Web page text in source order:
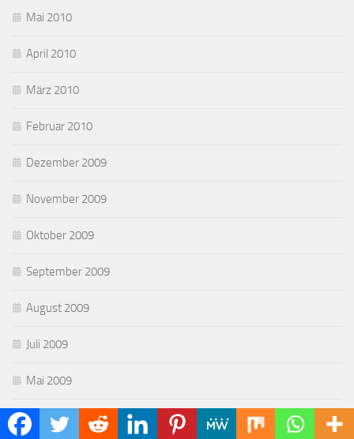
Mai 2010
April 2010
März 2010
Februar 2010
Dezember 2009
November 2009
Oktober 2009
September 2009
August 2009
Juli 2009
Mai 2009
April 2009